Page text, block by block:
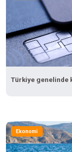
Türkiye genelinde
Ekonomi